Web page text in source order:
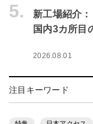
5.
新工場紹介
国内3カ所目
2026.08.01
注目キーワード